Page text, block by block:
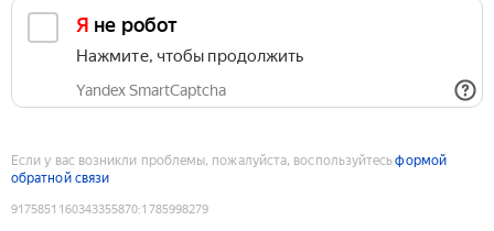
Я не робот
Нажмите, чтобы продолжить
Yandex SmartCaptcha
Если у вас возникли проблемы, пожалуйста, воспользуйтесьформой
обратной связи
9175851160343355870:1785998279